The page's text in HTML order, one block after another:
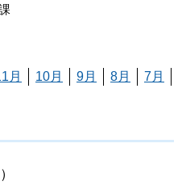
月 10月 9月 8月
7月